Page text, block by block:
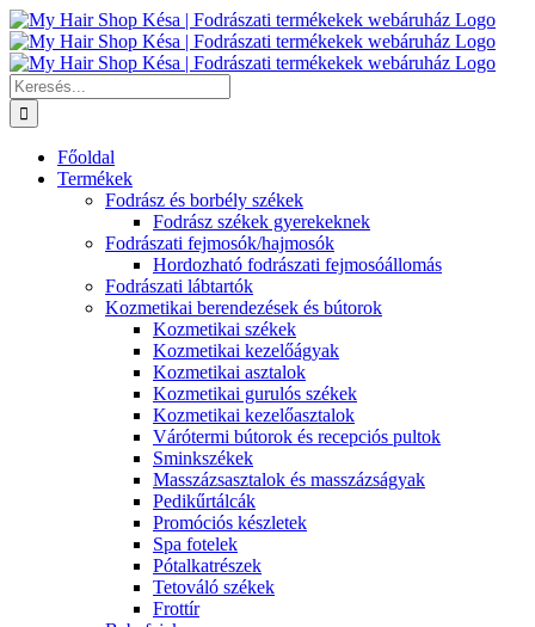
Kihagyás
Keresés...
Főoldal
Termékek
Fodrász és borbély székek
Fodrász székek gyerekeknek
Fodrászati fejmosók/hajmosók
Hordozható fodrászati fejmosóállomás
Fodrászati lábtartók
Kozmetikai berendezések és bútorok
Kozmetikai székek
Kozmetikai kezelőágyak
Kozmetikai asztalok
Kozmetikai gurulós székek
Kozmetikai kezelőasztalok
Várótermi bútorok és recepciós pultok
Sminkszékek
Masszázsasztalok és masszázságyak
Pedikűrtálcák
Promóciós készletek
Spa fotelek
Pótalkatrészek
Tetováló székek
Frottír